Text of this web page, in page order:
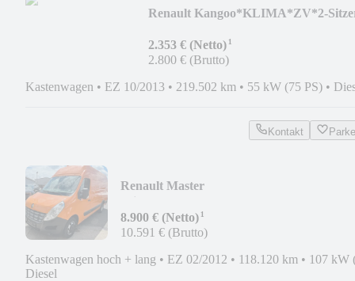
Renault Kangoo*KLIMA*ZV*2-
2.353 € (Netto)¹
2.800 € (Brutto)
Kastenwagen • EZ 10/2013 • 219.502 km • 55 kW (75 PS) •
Kontakt
Renault Master
8.900 € (Netto)¹
10.591 € (Brutto)
Kastenwagen hoch + lang • EZ 02/2012 • 118.120 km • 107 kW
Diesel